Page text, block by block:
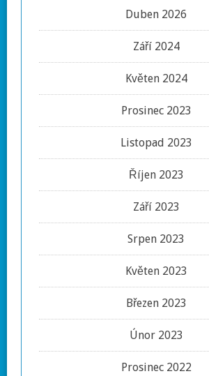
Duben 2026
Září 2024
Květen 2024
Prosinec 2023
Listopad 2023
Říjen 2023
Září 2023
Srpen 2023
Květen 2023
Březen 2023
Únor 2023
Prosinec 2022